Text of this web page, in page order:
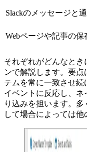
Slackのメッセージと
Webページや記事の保
それぞれがどんなとき
ンで解説します。要
テムを常に一致させ
イベントに反応し、ネ
り込みを担います。
して場合によっては他